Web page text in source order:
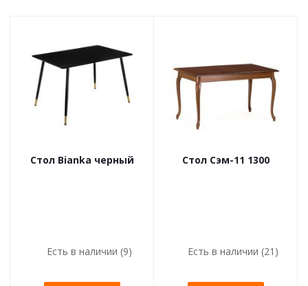
Стол Bianka черный
Есть в наличии (9)
Стол Сэм-11 1300
Есть в наличии (21)